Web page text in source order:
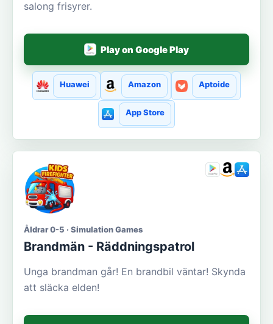
salong frisyrer.
Play on Google Play
Huawei Amazon Aptoide
App Store
Åldrar 0-5 · Simulation Games
Brandmän - Räddningspatrol
Unga brandman går! En brandbil väntar! Skynda
att släcka elden!